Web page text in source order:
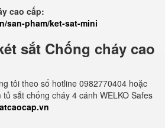
cao cấp:
san-pham/ket-sat-mini
sắt Chống cháy cao
tôi theo số hotline 0982770404 hoặc
sắt chống cháy 4 cánh WELKO Safes